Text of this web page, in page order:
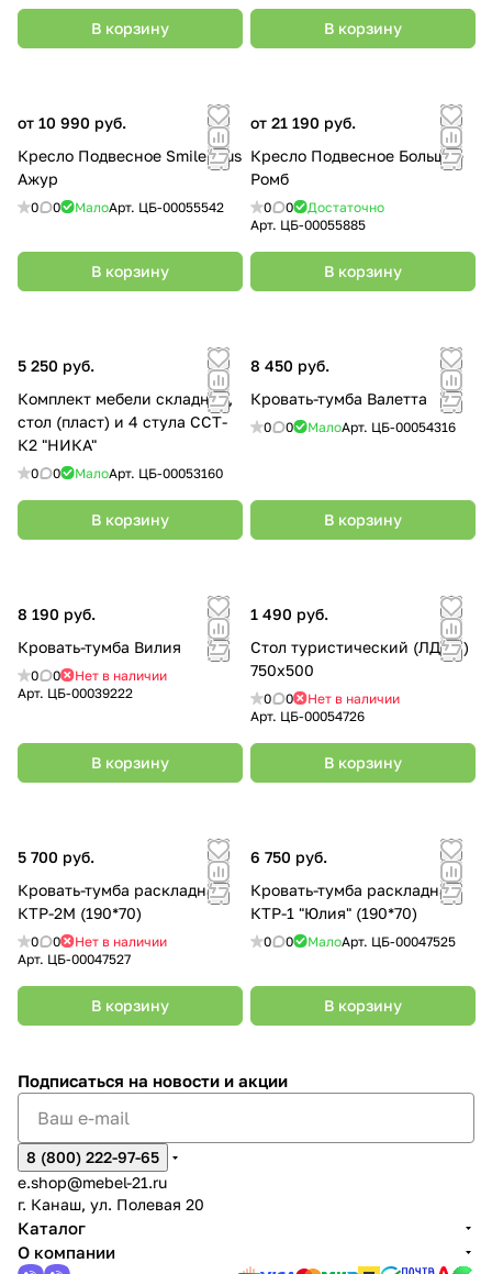
В корзину В корзину
от 10 990 руб.
Кресло Подвесное Smile Plus
Ажур
0 0 МалоАрт. ЦБ-00055542
В корзину
от 21 190 руб.
Кресло Подвесное Большое
Ромб
0 0
Достаточно
Арт. ЦБ-00055885
В корзину
5 250 руб.
Комплект мебели складной,
стол (пласт) и 4 стула ССТ-
К2 "НИКА"
0 0 МалоАрт. ЦБ-00053160
В корзину
8 450 руб.
Кровать-тумба Валетта
0 0 МалоАрт. ЦБ-00054316
В корзину
8 190 руб.
Кровать-тумба Вилия
0 0
Нет в наличии
Арт. ЦБ-00039222
В корзину
1 490 руб.
Стол туристический (ЛДСП)
750х500
0 0
Нет в наличии
Арт. ЦБ-00054726
В корзину
5 700 руб.
Кровать-тумба раскладная
КТР-2М (190*70)
0 0
Нет в наличии
Арт. ЦБ-00047527
В корзину
6 750 руб.
Кровать-тумба раскладная
КТР-1 "Юлия" (190*70)
0 0 МалоАрт. ЦБ-00047525
В корзину
Подписаться на новости и акции
8 (800) 222-97-65
e.shop@mebel-21.ru
г. Канаш, ул. Полевая 20
Каталог
О компании